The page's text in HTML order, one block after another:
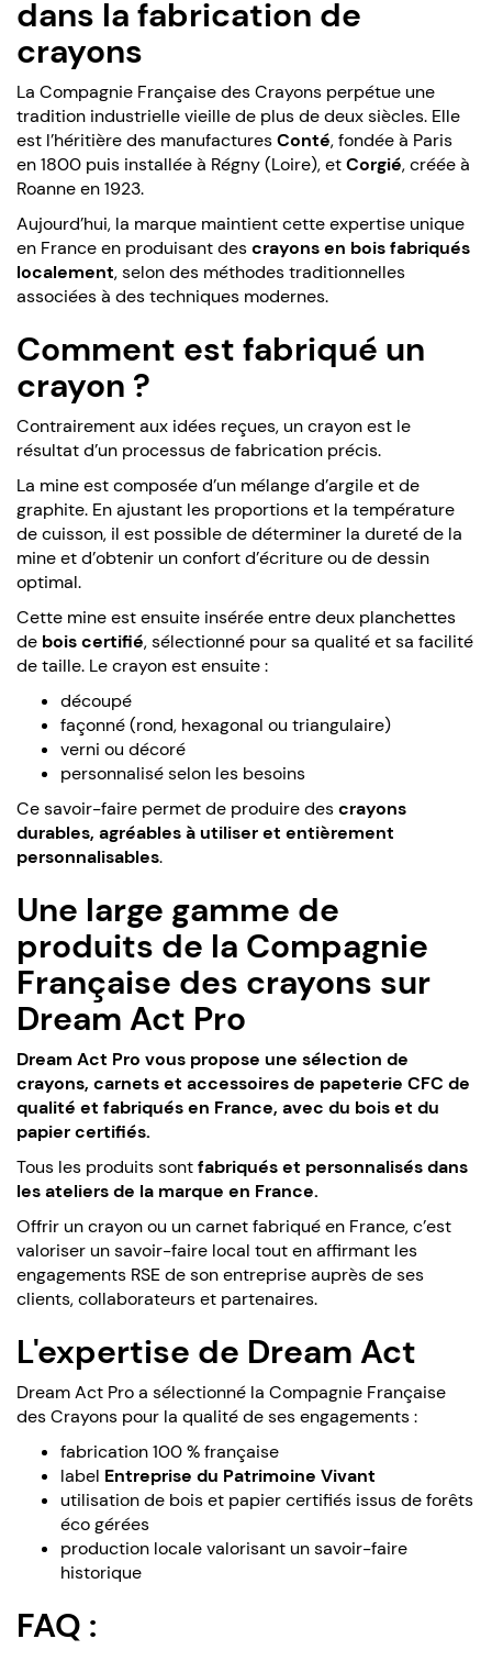
dans la fabrication de
crayons
La Compagnie Française des Crayons perpétue une
tradition industrielle vieille de plus de deux siècles. Elle
est l’héritière des manufacturesConté, fondée à Paris
en 1800 puis installée à Régny (Loire), etCorgié, créée à
Roanne en 1923.
Aujourd’hui, la marque maintient cette expertise unique
en France en produisant descrayons en bois fabriqués
localement, selon des méthodes traditionnelles
associées à des techniques modernes.
Comment est fabriqué un
crayon ?
Contrairement aux idées reçues, un crayon est le
résultat d’un processus de fabrication précis.
La mine est composée d’un mélange d’argile et de
graphite. En ajustant les proportions et la température
de cuisson, il est possible de déterminer la dureté de la
mine et d’obtenir un confort d’écriture ou de dessin
optimal.
Cette mine est ensuite insérée entre deux planchettes
de bois certifié, sélectionné pour sa qualité et sa facilité
de taille. Le crayon est ensuite :
découpé
façonné (rond, hexagonal ou triangulaire)
verni ou décoré
personnalisé selon les besoins
Ce savoir-faire permet de produire descrayons
durables, agréables à utiliser et entièrement
personnalisables.
Une large gamme de
produits de la Compagnie
Française des crayons sur
Dream Act Pro
Dream Act Pro vous propose une sélection de
crayons, carnets et accessoires de papeterie CFC de
qualité et fabriqués en France, avec du bois et du
papier certifiés.
Tous les produits sontfabriqués et personnalisés dans
les ateliers de la marque en France.
Offrir un crayon ou un carnet fabriqué en France, c’est
valoriser un savoir-faire local tout en affirmant les
engagements RSE de son entreprise auprès de ses
clients, collaborateurs et partenaires.
L'expertise de Dream Act
Dream Act Pro a sélectionné la Compagnie Française
des Crayons pour la qualité de ses engagements :
fabrication 100 % française
label Entreprise du Patrimoine Vivant
utilisation de bois et papier certifiés issus de forêts
éco gérées
production locale valorisant un savoir-faire
historique
FAQ :